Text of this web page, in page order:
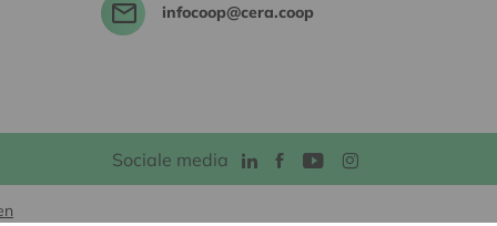
infocoop@cera.coop
Sociale media